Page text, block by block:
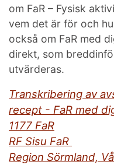
om FaR – Fysisk
vem det är för och
också om FaR med
direkt, som
utvärderas.
Transkribering av
recept - FaR med
1177 FaR
RF Sisu FaR
Region Sörmland,